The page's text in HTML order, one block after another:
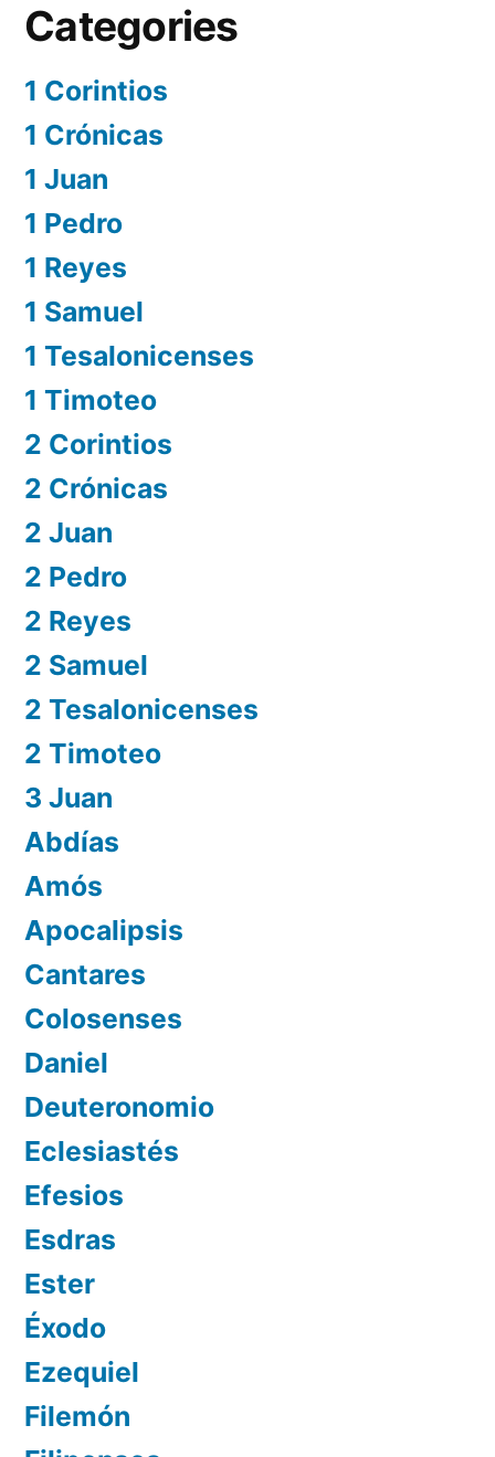
Categories
1 Corintios
1 Crónicas
1 Juan
1 Pedro
1 Reyes
1 Samuel
1 Tesalonicenses
1 Timoteo
2 Corintios
2 Crónicas
2 Juan
2 Pedro
2 Reyes
2 Samuel
2 Tesalonicenses
2 Timoteo
3 Juan
Abdías
Amós
Apocalipsis
Cantares
Colosenses
Daniel
Deuteronomio
Eclesiastés
Efesios
Esdras
Ester
Éxodo
Ezequiel
Filemón